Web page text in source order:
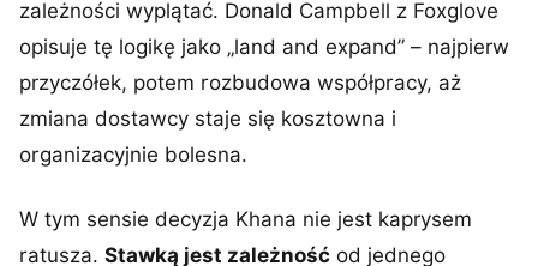
zależności wyplątać. Donald Campbell z Foxglove
opisuje tę logikę jako „land and expand” – najpierw
przyczółek, potem rozbudowa współpracy, aż
zmiana dostawcy staje się kosztowna i
organizacyjnie bolesna.
W tym sensie decyzja Khana nie jest kaprysem
ratusza. Stawką jest zależność od jednego